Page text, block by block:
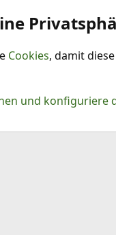
Cookies, damit
und konfiguriere